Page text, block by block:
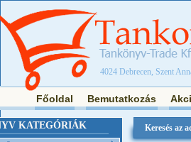
4024 Debrecen, Szent
Főoldal Bemutatkozás
KATEGÓRIÁK Keresés az